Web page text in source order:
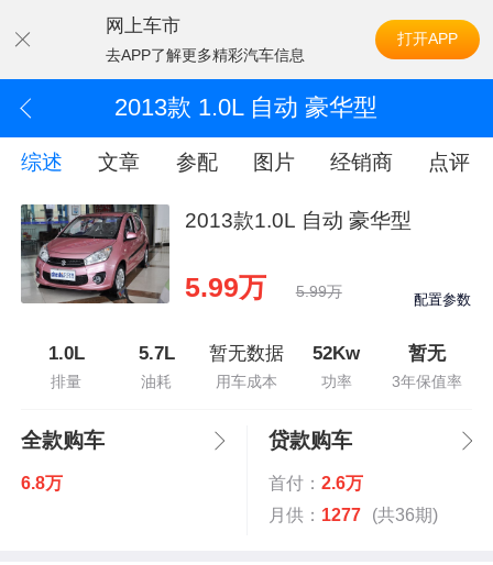
网上车市
去APP了解更多精彩汽车信息
打开APP
2013款 1.0L 自动 豪华型
综述 文章 参配 图片 经销商 点评
2013款1.0L 自动 豪华型
5.99万 5.99万 配置参数
1.0L
排量
5.7L
油耗
暂无数据
用车成本
52Kw
功率
暂无
3年保值率
全款购车
6.8万
贷款购车
首付： 2.6万
月供： 1277 (共36期)